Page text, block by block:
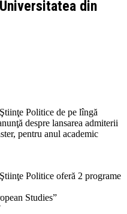
din
Politice de pe lîngă
despre lansarea admiterii
pentru anul academic
Politice oferă 2 programe
Studies”